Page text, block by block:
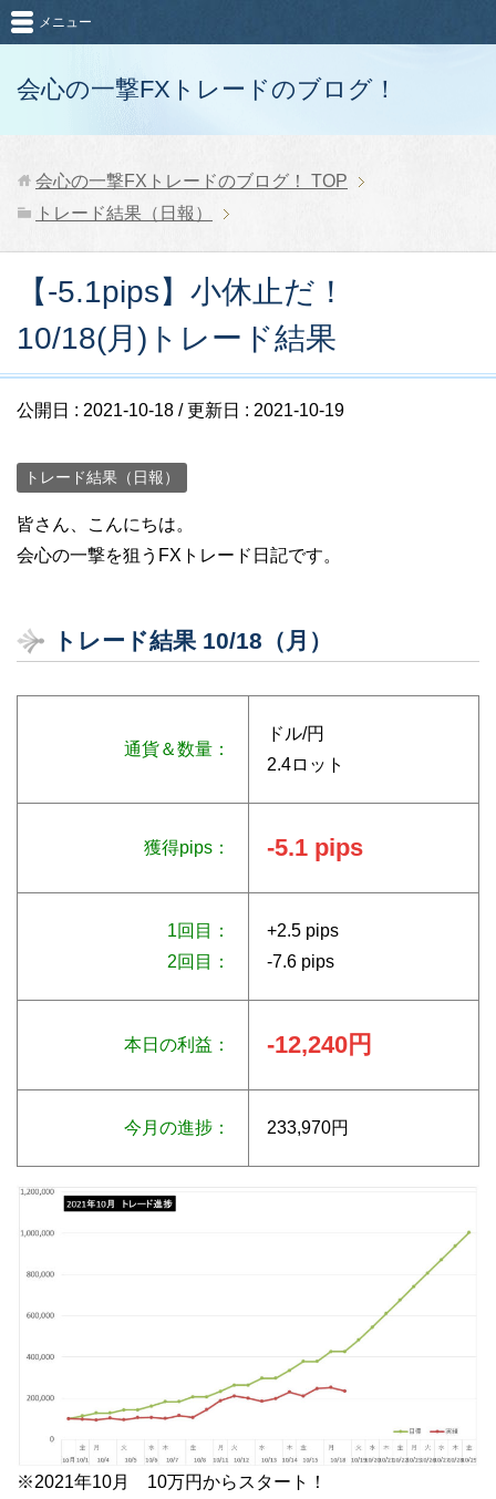
会心の一撃FXトレードのブログ！
メニュー
会心の一撃FXトレードのブログ！
TOP
トレード結果（日報）
【-5.1pips】小休止だ！
10/18(月)トレード結果
公開日 : 2021-10-18 / 更新日 : 2021-10-19
トレード結果（日報）
皆さん、こんにちは。
会心の一撃を狙うFXトレード日記です。
トレード結果 10/18（月）
通貨＆数量：
ドル/円
2.4ロット
獲得pips： -5.1 pips
1回目：
2回目：
+2.5 pips
-7.6 pips
本日の利益： -12,240円
今月の進捗： 233,970円
※2021年10月 10万円からスタート！